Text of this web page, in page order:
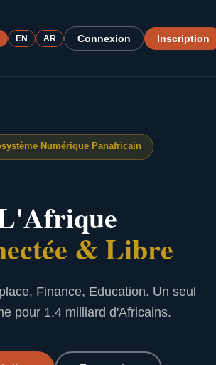
EN AR Connexion Inscription
Numérique Panafricain
& Libre
Finance, Education. Un seul
pour 1,4 milliard d'Africains.